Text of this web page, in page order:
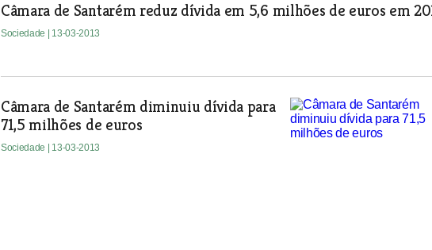
Câmara de Santarém reduz dívida em 5,6 milhões de euros em
Sociedade | 13-03-2013
Câmara de Santarém diminuiu dívida para
71,5 milhões de euros
Sociedade | 13-03-2013